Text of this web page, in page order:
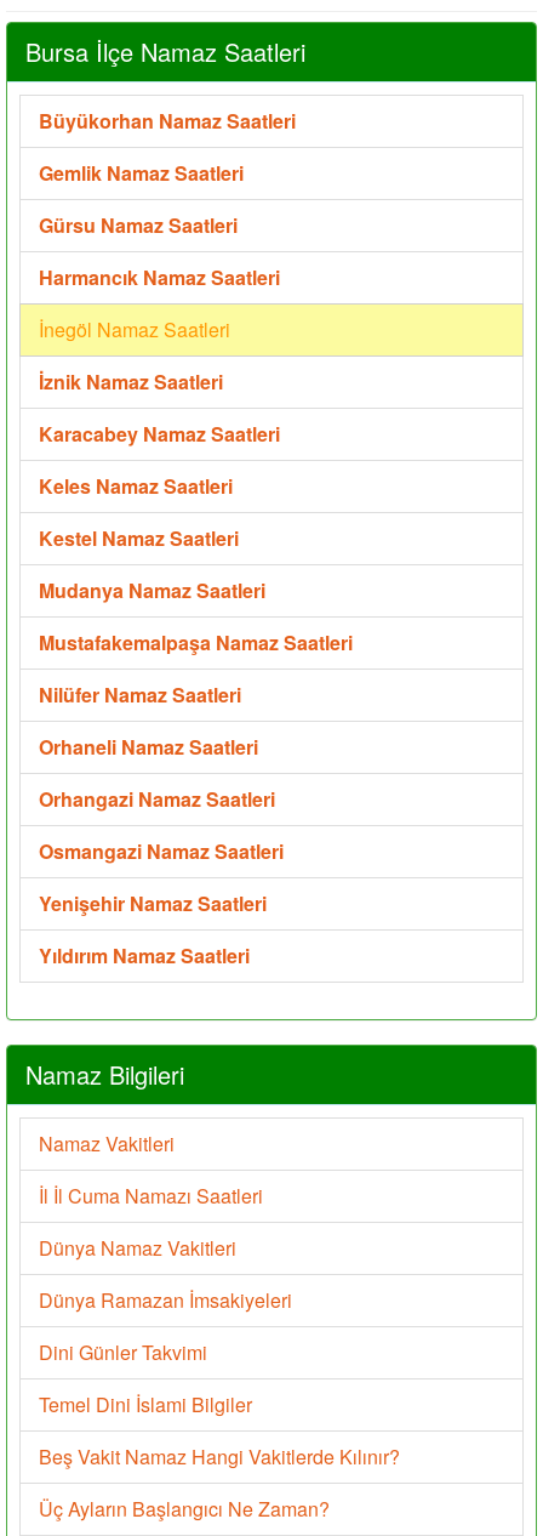
Bursa İlçe Namaz Saatleri
Büyükorhan Namaz Saatleri
Gemlik Namaz Saatleri
Gürsu Namaz Saatleri
Harmancık Namaz Saatleri
İnegöl Namaz Saatleri
İznik Namaz Saatleri
Karacabey Namaz Saatleri
Keles Namaz Saatleri
Kestel Namaz Saatleri
Mudanya Namaz Saatleri
Mustafakemalpaşa Namaz Saatleri
Nilüfer Namaz Saatleri
Orhaneli Namaz Saatleri
Orhangazi Namaz Saatleri
Osmangazi Namaz Saatleri
Yenişehir Namaz Saatleri
Yıldırım Namaz Saatleri
Namaz Bilgileri
Namaz Vakitleri
İl İl Cuma Namazı Saatleri
Dünya Namaz Vakitleri
Dünya Ramazan İmsakiyeleri
Dini Günler Takvimi
Temel Dini İslami Bilgiler
Beş Vakit Namaz Hangi Vakitlerde Kılınır?
Üç Ayların Başlangıcı Ne Zaman?